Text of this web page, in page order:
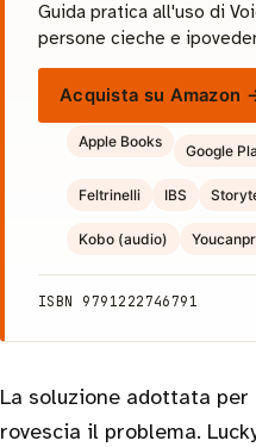
Guida pratica all'uso di
persone cieche e
Acquista su Amazon
Apple Books
Google
Feltrinelli IBS
Kobo (audio)
ISBN 9791222746791
La soluzione adottata
rovescia il problema.